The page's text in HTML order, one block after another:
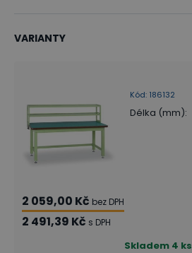
VARIANTY
Kód: 186132
Délka (mm):
2 059,00 Kč bez DPH
2 491,39 Kč s DPH
Skladem 4 ks